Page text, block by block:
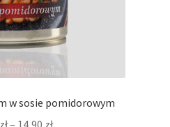
w sosie pomidorowym
zł– 14,90 złZakres